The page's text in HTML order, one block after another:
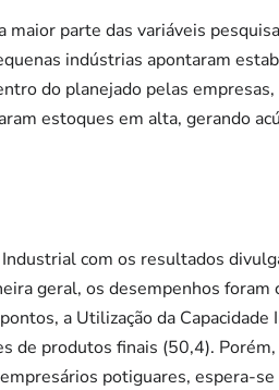
parte das variáveis
indústrias apontaram
do planejado pelas empresas,
estoques em alta, gerando
com os resultados
geral, os desempenhos foram
a Utilização da Capacidade
de produtos finais (50,4).
potiguares, espera-